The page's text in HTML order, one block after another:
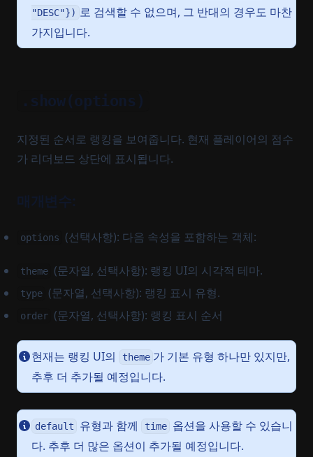
"DESC"}) 로 검색할 수 없으며, 그 반대의 경우도 마찬
가지입니다.
.show(options)
지정된 순서로 랭킹을 보여줍니다. 현재 플레이어의 점수
가 리더보드 상단에 표시됩니다.
매개변수:
options (선택사항): 다음 속성을 포함하는 객체:
theme (문자열, 선택사항): 랭킹 UI의 시각적 테마.
type (문자열, 선택사항): 랭킹 표시 유형.
order (문자열, 선택사항): 랭킹 표시 순서
현재는 랭킹 UI의 theme 가 기본 유형 하나만 있지만,
추후 더 추가될 예정입니다.
default 유형과 함께 time 옵션을 사용할 수 있습니
다. 추후 더 많은 옵션이 추가될 예정입니다.